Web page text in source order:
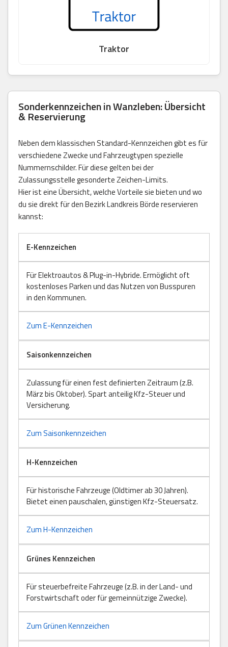
Traktor
Sonderkennzeichen in Wanzleben: Übersicht
& Reservierung
Neben dem klassischen Standard-Kennzeichen gibt es für
verschiedene Zwecke und Fahrzeugtypen spezielle
Nummernschilder. Für diese gelten bei der
Zulassungsstelle gesonderte Zeichen-Limits.
Hier ist eine Übersicht, welche Vorteile sie bieten und wo
du sie direkt für den Bezirk Landkreis Börde reservieren
kannst:
E-Kennzeichen
Für Elektroautos & Plug-in-Hybride. Ermöglicht oft
kostenloses Parken und das Nutzen von Busspuren
in den Kommunen.
Zum E-Kennzeichen
Saisonkennzeichen
Zulassung für einen fest definierten Zeitraum (z.B.
März bis Oktober). Spart anteilig Kfz-Steuer und
Versicherung.
Zum Saisonkennzeichen
H-Kennzeichen
Für historische Fahrzeuge (Oldtimer ab 30 Jahren).
Bietet einen pauschalen, günstigen Kfz-Steuersatz.
Zum H-Kennzeichen
Grünes Kennzeichen
Für steuerbefreite Fahrzeuge (z.B. in der Land- und
Forstwirtschaft oder für gemeinnützige Zwecke).
Zum Grünen Kennzeichen